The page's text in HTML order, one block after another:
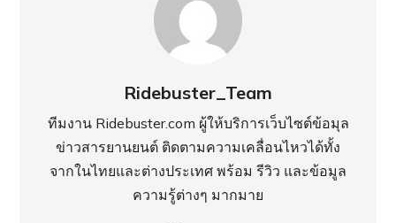
Ridebuster_Team
ทีมงาน Ridebuster.com ผู้ให้บริการเว็บไซต์ข้อมุล
ข่าวสารยานยนต์ ติดตามความเคลื่อนไหวได้ทั้ง
จากในไทยและต่างประเทศ พร้อม รีวิว และข้อมูล
ความรู้ต่างๆ มากมาย